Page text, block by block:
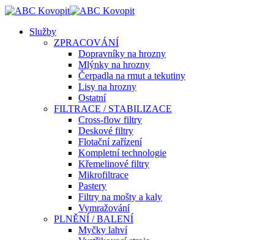
Služby
ZPRACOVÁNÍ
Dopravníky na hrozny
Mlýnky na hrozny
Čerpadla na rmut a tekutiny
Lisy na hrozny
Ostatní
FILTRACE / STABILIZACE
Cross-flow filtry
Deskové filtry
Flotační zařízení
Kompletní technologie
Křemelinové filtry
Mikrofiltrace
Pastery
Filtry na mošty a kaly
Vymražování
PLNĚNÍ / BALENÍ
Myčky lahví